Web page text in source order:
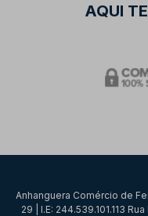
AQUI
Anhanguera Comércio de
29 | I.E: 244.539.101.113